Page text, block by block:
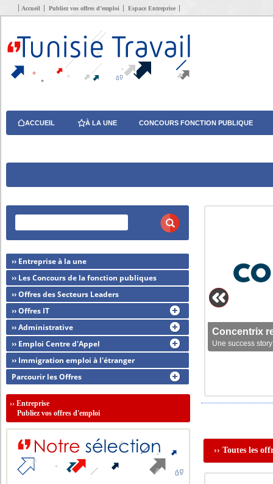
Accueil Publiez vos offres d’emploi Espace Entreprise
ACCUEIL À LA UNE CONCOURS FONCTION PUBLIQUE
Concentrix
Une success
›› Toutes les
›› Entreprise à la une
›› Les Concours de la fonction publiques
›› Offres des Secteurs Leaders
›› Offres IT
›› Administrative
›› Emploi Centre d'Appel
›› Immigration emploi à l'étranger
Parcourir les Offres
››Entreprise
Publiez vos offres d'emploi